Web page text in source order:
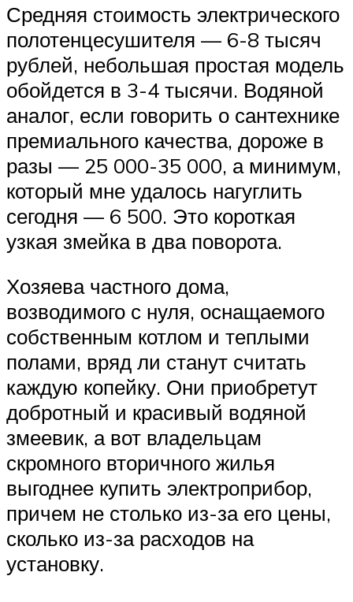
Средняя стоимость электрического
полотенцесушителя — 6-8 тысяч
рублей, небольшая простая модель
обойдется в 3-4 тысячи. Водяной
аналог, если говорить о сантехнике
премиального качества, дороже в
разы — 25 000-35 000, а минимум,
который мне удалось нагуглить
сегодня — 6 500. Это короткая
узкая змейка в два поворота.
Хозяева частного дома,
возводимого с нуля, оснащаемого
собственным котлом и теплыми
полами, вряд ли станут считать
каждую копейку. Они приобретут
добротный и красивый водяной
змеевик, а вот владельцам
скромного вторичного жилья
выгоднее купить электроприбор,
причем не столько из-за его цены,
сколько из-за расходов на
установку.